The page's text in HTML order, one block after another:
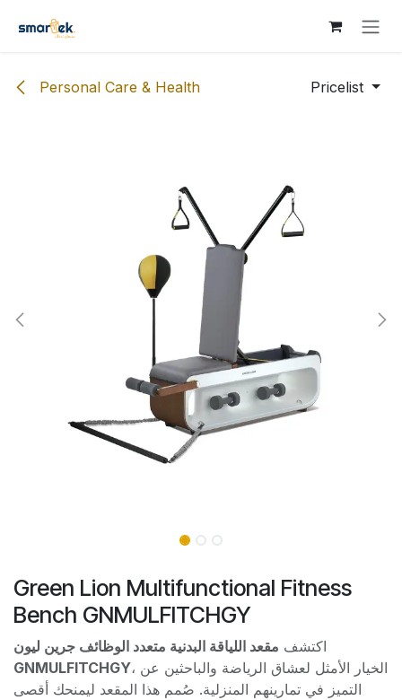
Personal Care & Health Pricelist
Green Lion Multifunctional Fitness
Bench GNMULFITCHGY
اكتشف مقعد اللياقة البدنية متعدد الوظائف جرين ليون
GNMULFITCHGY، الخيار الأمثل لعشاق الرياضة والباحثين عن
التميز في تمارينهم المنزلية. صُمم هذا المقعد ليمنحك أقصى